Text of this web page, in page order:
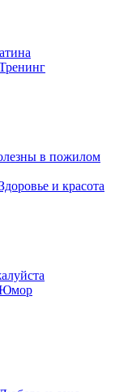
в пожилом
и красота